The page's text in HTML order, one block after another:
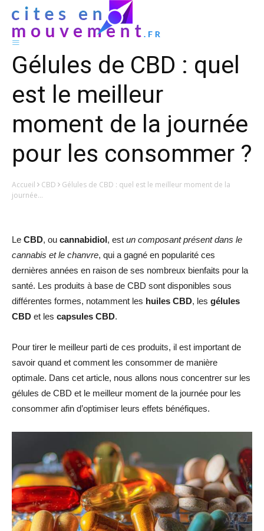
Gélules de CBD : quel
est le meilleur
moment de la journée
pour les consommer ?
Accueil CBD
Gélules de CBD : quel est le meilleur moment de la
journée...
Le CBD, ou cannabidiol, est un composant présent dans le
cannabis et le chanvre, qui a gagné en popularité ces
dernières années en raison de ses nombreux bienfaits pour la
santé. Les produits à base de CBD sont disponibles sous
différentes formes, notamment les huiles CBD, les gélules
CBD et les capsules CBD.
Pour tirer le meilleur parti de ces produits, il est important de
savoir quand et comment les consommer de manière
optimale. Dans cet article, nous allons nous concentrer sur les
gélules de CBD et le meilleur moment de la journée pour les
consommer afin d’optimiser leurs effets bénéfiques.